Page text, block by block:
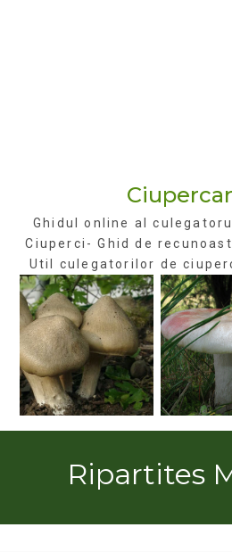
Ghidul online al
Ciuperci- Ghid de
Util culegatorilor de
Ripartites